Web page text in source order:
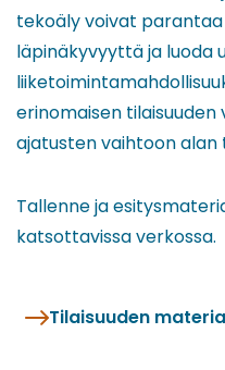
tekoäly voivat
läpinäkyvyyttä ja luoda
erinomaisen
ajatusten vaihtoon alan
Tallenne ja
katsottavissa verkossa.
Tilaisuuden